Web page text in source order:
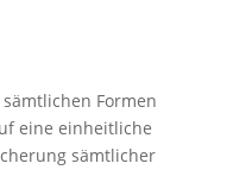
Formen
eine einheitliche
sämtlicher